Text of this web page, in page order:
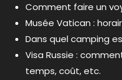
Comment faire un
Musée Vatican :
Dans quel camping
Visa Russie :
temps, coût, etc.